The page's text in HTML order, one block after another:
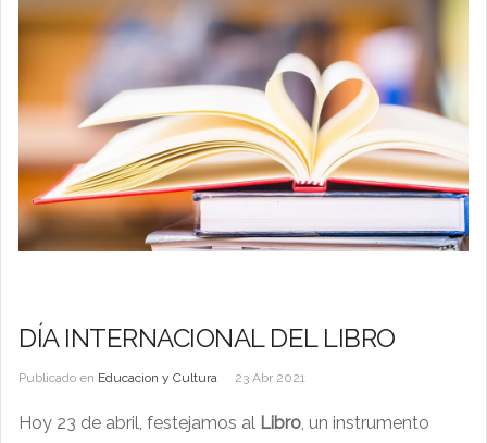
DÍA INTERNACIONAL DEL LIBRO
Publicado en Educacion y Cultura 23 Abr 2021
Hoy 23 de abril, festejamos al Libro , un instrumento